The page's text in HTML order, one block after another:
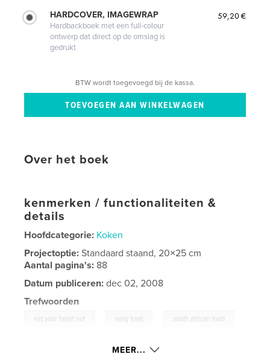
HARDCOVER, IMAGEWRAP
Hardbackboek met een full-colour
ontwerp dat direct op de omslag is
gedrukt
59,20 €
BTW wordt toegevoegd bij de kassa.
Over het boek
kenmerken / functionaliteiten &
details
Hoofdcategorie: Koken
Projectoptie:Standaard staand, 20×25 cm
Aantal pagina's: 88
Datum publiceren: dec 02, 2008
Trefwoorden
eat your heart out easy food south african food
tim lake ,
MEER...